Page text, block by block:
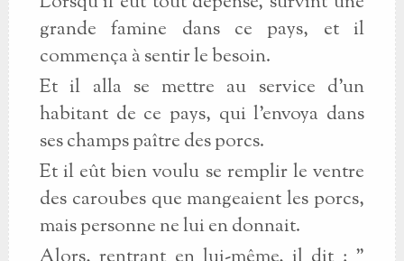
grande famine dans ce pays, et il
commença à sentir le besoin.
Et il alla se mettre au service d'un
habitant de ce pays, qui l'envoya dans
ses champs paître des porcs.
Et il eût bien voulu se remplir le ventre
des caroubes que mangeaient les porcs,
mais personne ne lui en donnait.